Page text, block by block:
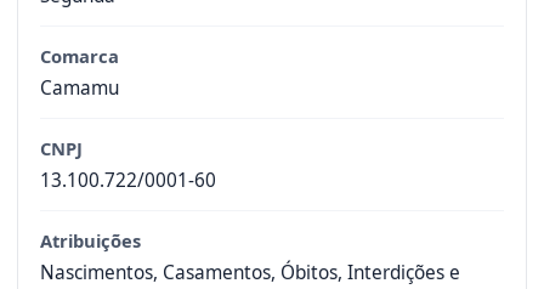
Comarca
Camamu
CNPJ
13.100.722/0001-60
Atribuições
Nascimentos, Casamentos, Óbitos, Interdições e